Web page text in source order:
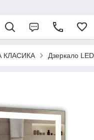
КЛАСИКА Дзеркало